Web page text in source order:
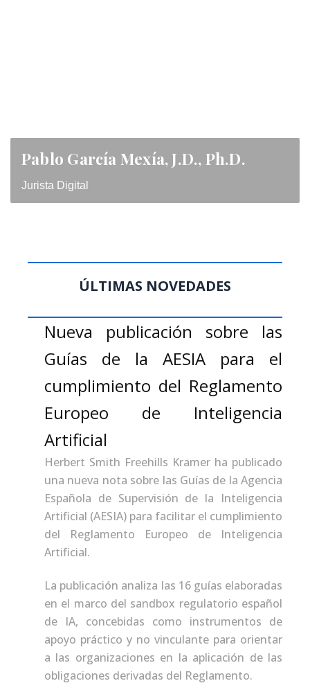
Pablo García Mexía, J.D., Ph.D.
Jurista Digital
ÚLTIMAS NOVEDADES
Nueva publicación sobre las
Guías de la AESIA para el
cumplimiento del Reglamento
Europeo de Inteligencia
Artificial
Herbert Smith Freehills Kramer ha publicado
una nueva nota sobre las Guías de la Agencia
Española de Supervisión de la Inteligencia
Artificial (AESIA) para facilitar el cumplimiento
del Reglamento Europeo de Inteligencia
Artificial.
La publicación analiza las 16 guías elaboradas
en el marco del sandbox regulatorio español
de IA, concebidas como instrumentos de
apoyo práctico y no vinculante para orientar
a las organizaciones en la aplicación de las
obligaciones derivadas del Reglamento.